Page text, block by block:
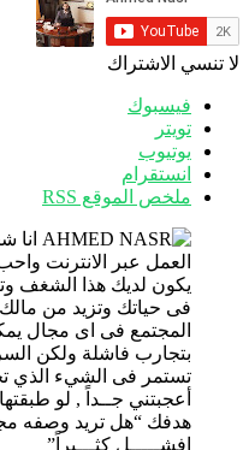
لا تنسي الاشتراك
فيسبوك
تويتر
يوتيوب
انستقرام
ملخص الموقع RSS